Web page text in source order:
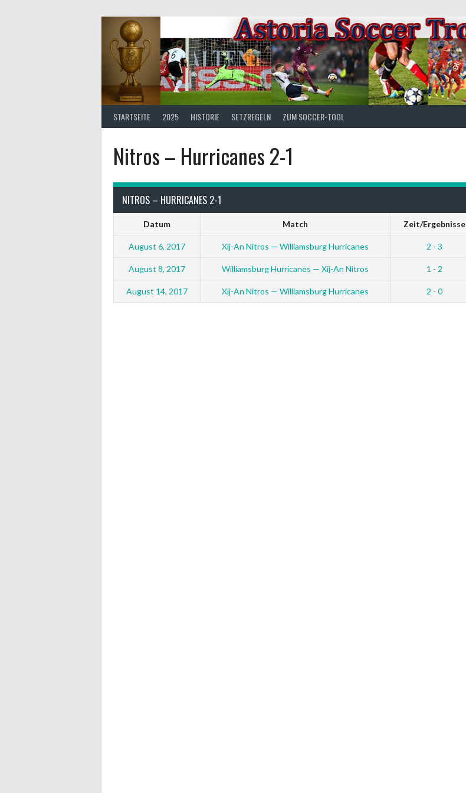
STARTSEITE 2025 HISTORIE SETZREGELN ZUM SOCCER-TOOL
Nitros – Hurricanes 2-1
NITROS – HURRICANES 2-1
Datum Match Zeit/Ergebnisse
August 6, 2017 Xij-An Nitros — Williamsburg Hurricanes 2 - 3
August 8, 2017 Williamsburg Hurricanes — Xij-An Nitros 1 - 2
August 14, 2017 Xij-An Nitros — Williamsburg Hurricanes 2 - 0